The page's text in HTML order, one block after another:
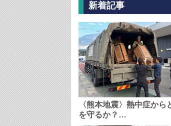
新着記事
〈熊本地震〉熱中症から
を守るか？…